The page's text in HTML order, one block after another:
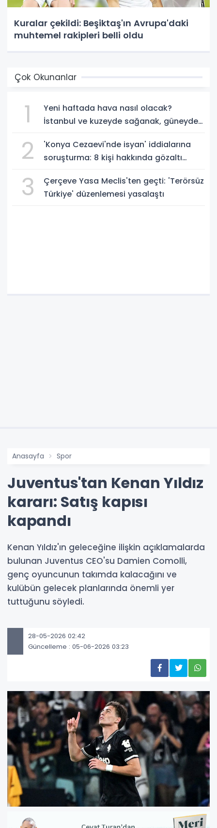
Kuralar çekildi: Beşiktaş'ın Avrupa'daki
muhtemel rakipleri belli oldu
Çok Okunanlar
1
Yeni haftada hava nasıl olacak?
İstanbul ve kuzeyde sağanak, güneyde
2
'Konya Cezaevi'nde isyan' iddialarına
soruşturma: 8 kişi hakkında gözaltı
3
Çerçeve Yasa Meclis'ten geçti: 'Terörsüz
Türkiye' düzenlemesi yasalaştı
Anasayfa Spor
Juventus'tan Kenan Yıldız
kararı: Satış kapısı
kapandı
Kenan Yıldız'ın geleceğine ilişkin açıklamalarda
bulunan Juventus CEO'su Damien Comolli,
genç oyuncunun takımda kalacağını ve
kulübün gelecek planlarında önemli yer
tuttuğunu söyledi.
28-05-2026 02:42
Güncelleme : 05-06-2026 03:23